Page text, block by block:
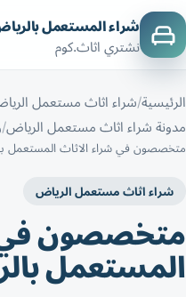
شراء المستعمل
نشتري اثاث.كوم
الرئيسية شراء اثاث مستعمل
مدونة شراء اثاث مستعمل الرياض
متخصصون في شراء الاثاث المستعمل
شراء اثاث مستعمل الرياض
متخصصون في
المستعمل